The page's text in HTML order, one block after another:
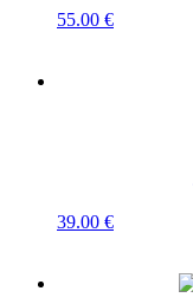
55.00 €
39.00 €